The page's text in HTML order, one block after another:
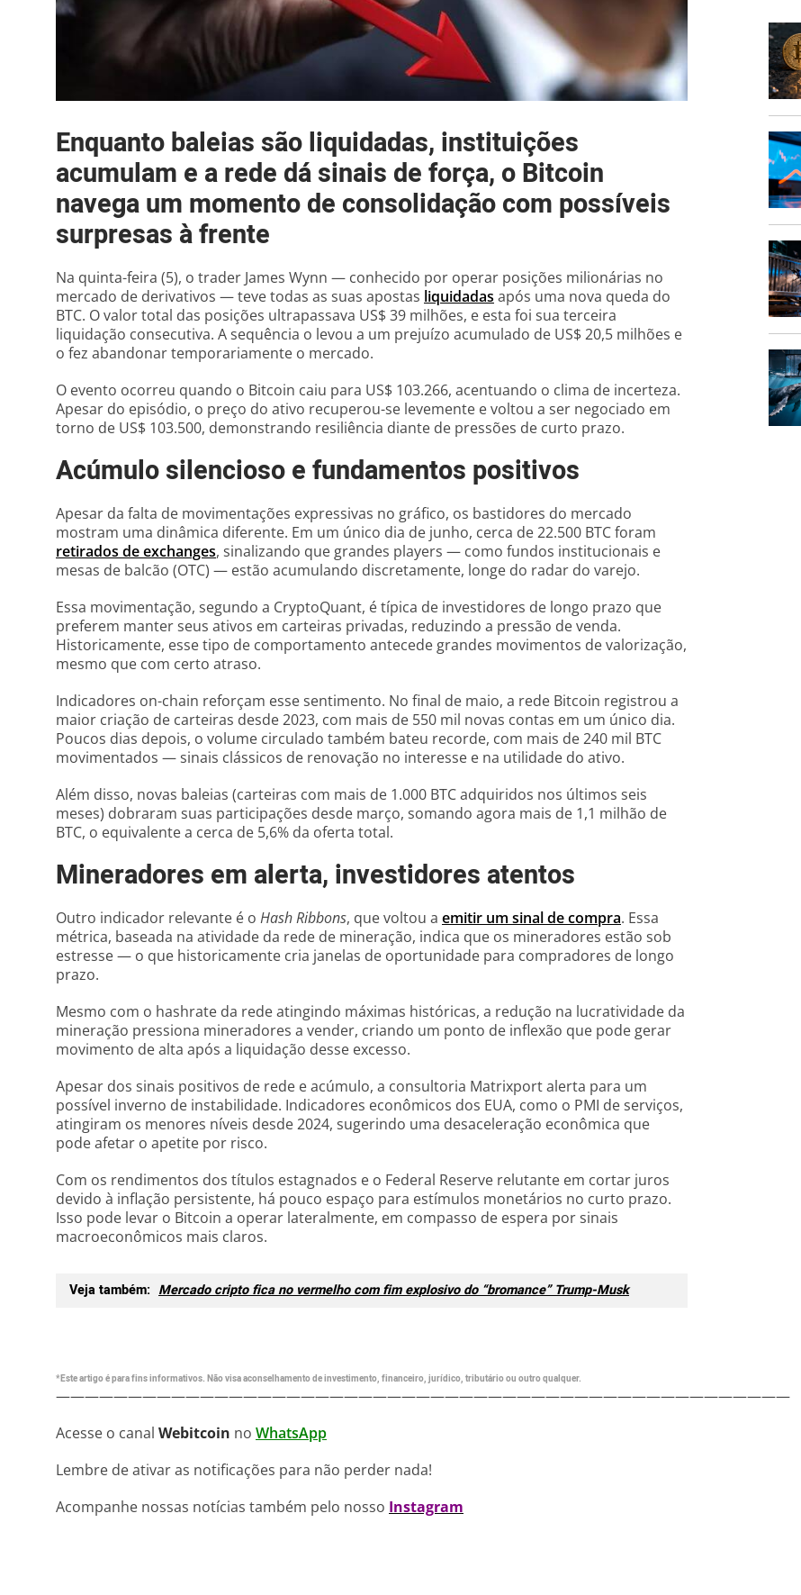
Enquanto baleias são liquidadas, instituições
acumulam e a rede dá sinais de força, o Bitcoin
navega um momento de consolidação com possíveis
surpresas à frente
Na quinta-feira (5), o trader James Wynn — conhecido por operar posições milionárias no
mercado de derivativos — teve todas as suas apostas liquidadas após uma nova queda do
BTC. O valor total das posições ultrapassava US$ 39 milhões, e esta foi sua terceira
liquidação consecutiva. A sequência o levou a um prejuízo acumulado de US$ 20,5 milhões e
o fez abandonar temporariamente o mercado.
O evento ocorreu quando o Bitcoin caiu para US$ 103.266, acentuando o clima de incerteza.
Apesar do episódio, o preço do ativo recuperou-se levemente e voltou a ser negociado em
torno de US$ 103.500, demonstrando resiliência diante de pressões de curto prazo.
Acúmulo silencioso e fundamentos positivos
Apesar da falta de movimentações expressivas no gráfico, os bastidores do mercado
mostram uma dinâmica diferente. Em um único dia de junho, cerca de 22.500 BTC foram
retirados de exchanges, sinalizando que grandes players — como fundos institucionais e
mesas de balcão (OTC) — estão acumulando discretamente, longe do radar do varejo.
Essa movimentação, segundo a CryptoQuant, é típica de investidores de longo prazo que
preferem manter seus ativos em carteiras privadas, reduzindo a pressão de venda.
Historicamente, esse tipo de comportamento antecede grandes movimentos de valorização,
mesmo que com certo atraso.
Indicadores on-chain reforçam esse sentimento. No final de maio, a rede Bitcoin registrou a
maior criação de carteiras desde 2023, com mais de 550 mil novas contas em um único dia.
Poucos dias depois, o volume circulado também bateu recorde, com mais de 240 mil BTC
movimentados — sinais clássicos de renovação no interesse e na utilidade do ativo.
Além disso, novas baleias (carteiras com mais de 1.000 BTC adquiridos nos últimos seis
meses) dobraram suas participações desde março, somando agora mais de 1,1 milhão de
BTC, o equivalente a cerca de 5,6% da oferta total.
Mineradores em alerta, investidores atentos
Outro indicador relevante é o Hash Ribbons, que voltou a emitir um sinal de compra. Essa
métrica, baseada na atividade da rede de mineração, indica que os mineradores estão sob
estresse — o que historicamente cria janelas de oportunidade para compradores de longo
prazo.
Mesmo com o hashrate da rede atingindo máximas históricas, a redução na lucratividade da
mineração pressiona mineradores a vender, criando um ponto de inflexão que pode gerar
movimento de alta após a liquidação desse excesso.
Apesar dos sinais positivos de rede e acúmulo, a consultoria Matrixport alerta para um
possível inverno de instabilidade. Indicadores econômicos dos EUA, como o PMI de serviços,
atingiram os menores níveis desde 2024, sugerindo uma desaceleração econômica que
pode afetar o apetite por risco.
Com os rendimentos dos títulos estagnados e o Federal Reserve relutante em cortar juros
devido à inflação persistente, há pouco espaço para estímulos monetários no curto prazo.
Isso pode levar o Bitcoin a operar lateralmente, em compasso de espera por sinais
macroeconômicos mais claros.
Veja também: Mercado cripto fica no vermelho com fim explosivo do “bromance” Trump-Musk
*Este artigo é para fins informativos. Não visa aconselhamento de investimento, financeiro, jurídico, tributário ou outro qualquer.
———————————————————————————————————————————————————
Acesse o canal Webitcoin no WhatsApp
Lembre de ativar as notificações para não perder nada!
Acompanhe nossas notícias também pelo nosso Instagram